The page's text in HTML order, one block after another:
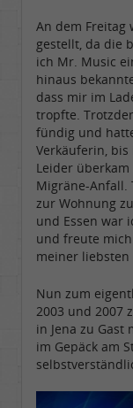
An dem Freitag
gestellt, da die
ich Mr. Music
hinaus
dass mir im
tropfte.
fündig und
Verkäuferin,
Leider
Migräne-Anfall.
zur Wohnung
und Essen war
und freute
meiner liebsten
Nun zum
2003 und 2007
in Jena zu Gast
im Gepäck am